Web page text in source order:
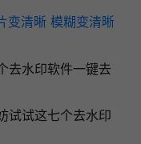
变清晰 模糊变清晰
去水印软件一键去
试试这七个去水印